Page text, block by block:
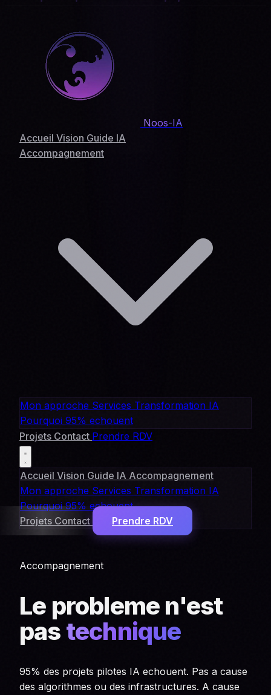
Noos-IA
Accueil Vision Guide IA
Accompagnement
Mon approche Services Transformation IA
Pourquoi 95% echouent
Projets Contact Prendre RDV
Accueil Vision Guide IA Accompagnement
Mon approche Services Transformation IA
Pourquoi 95% echouent
Projets Contact Prendre RDV
Accompagnement
Le probleme n'est
pas technique
95% des projets pilotes IA echouent. Pas a cause
des algorithmes ou des infrastructures. A cause